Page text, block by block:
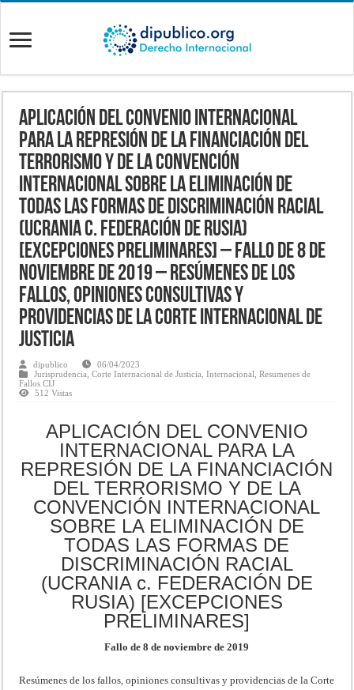
APLICACIÓN DEL CONVENIO INTERNACIONAL
PARA LA REPRESIÓN DE LA FINANCIACIÓN DEL
TERRORISMO Y DE LA CONVENCIÓN
INTERNACIONAL SOBRE LA ELIMINACIÓN DE
TODAS LAS FORMAS DE DISCRIMINACIÓN RACIAL
(UCRANIA c. FEDERACIÓN DE RUSIA)
[EXCEPCIONES PRELIMINARES] – Fallo de 8 de
noviembre de 2019 – Resúmenes de los
fallos, opiniones consultivas y
providencias de la Corte Internacional de
Justicia
dipublico
06/04/2023
Jurisprudencia ,Corte Internacional de Justicia ,Internacional ,Resumenes de
Fallos CIJ
512 Vistas
APLICACIÓN DEL CONVENIO
INTERNACIONAL PARA LA
REPRESIÓN DE LA FINANCIACIÓN
DEL TERRORISMO Y DE LA
CONVENCIÓN INTERNACIONAL
SOBRE LA ELIMINACIÓN DE
TODAS LAS FORMAS DE
DISCRIMINACIÓN RACIAL
(UCRANIA c. FEDERACIÓN DE
RUSIA) [EXCEPCIONES
PRELIMINARES]
Fallo de 8 de noviembre de 2019
Resúmenes de los fallos, opiniones consultivas y providencias de la Corte